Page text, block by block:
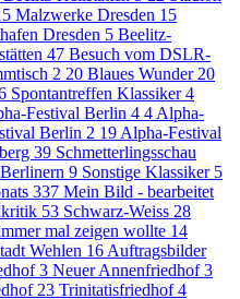
Malzwerke Dresden 15
Dresden 5 Beelitz-
47 Besuch vom DSLR-
2 20 Blaues Wunder 20
Spontantreffen Klassiker4
Festival Berlin 4 4 Alpha-
Berlin 2 19 Alpha-Festival
39 Schmetterlingsschau
9 Sonstige Klassiker 5
337 Mein Bild - bearbeitet
53 Schwarz-Weiss 28
mal zeigen wollte 14
Wehlen 16 Auftragsbilder
3 Neuer Annenfriedhof3
23 Trinitatisfriedhof4